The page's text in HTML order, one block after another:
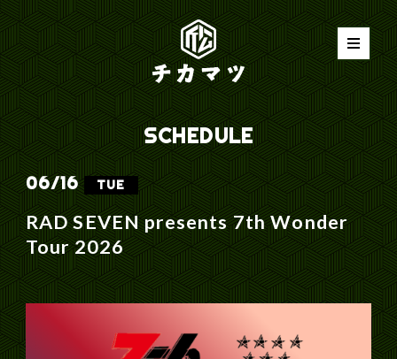
SCHEDULE
06/16 TUE
RAD SEVEN presents 7th Wonder
Tour 2026